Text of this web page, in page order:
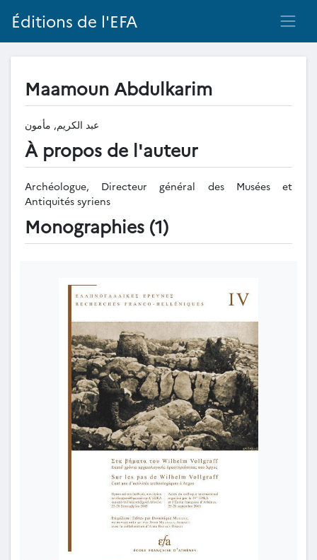
Éditions de l'EFA
Maamoun Abdulkarim
À propos de l'auteur
Archéologue, Directeur général des Musées et
Antiquités syriens
Monographies (1)